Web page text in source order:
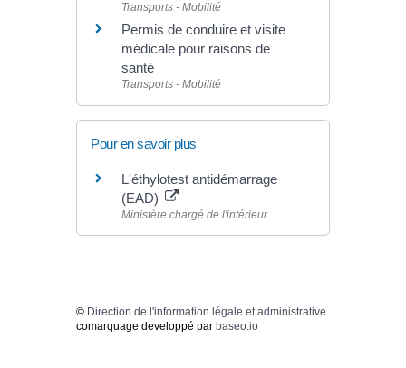
Transports - Mobilité
Permis de conduire et visite
médicale pour raisons de
santé
Transports - Mobilité
Pour en savoir plus
L'éthylotest antidémarrage
(EAD)
Ministère chargé de l'intérieur
© Direction de l'information légale et administrative
comarquage developpé par baseo.io